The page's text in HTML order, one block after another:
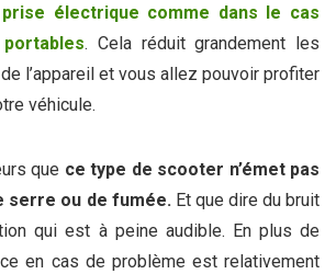
électrique comme dans le cas
. Cela réduit grandement les
l’appareil et vous allez pouvoir profiter
véhicule.
que ce type de scooter n’émet pas
serre ou de fumée. Et que dire du bruit
qui est à peine audible. En plus de
en cas de problème est relativement